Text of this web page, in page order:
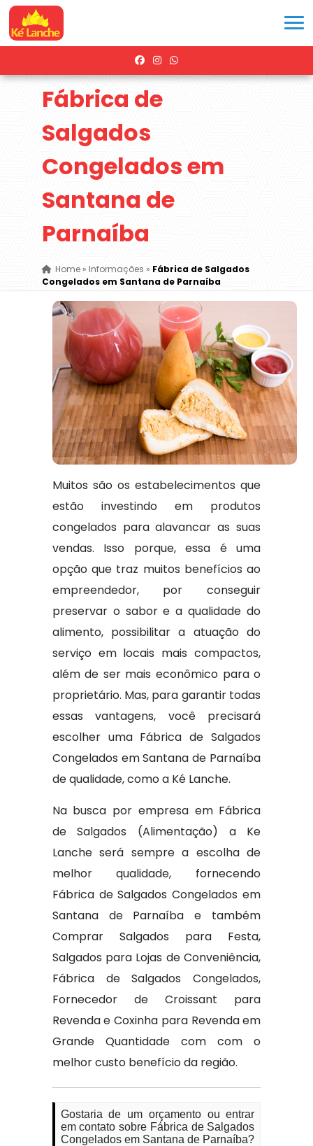
Fábrica de
Salgados
Congelados em
Santana de
Parnaíba
Home» Informações » Fábrica de Salgados
Congelados em Santana de Parnaíba
Muitos são os estabelecimentos que
estão investindo em produtos
congelados para alavancar as suas
vendas. Isso porque, essa é uma
opção que traz muitos benefícios ao
empreendedor, por conseguir
preservar o sabor e a qualidade do
alimento, possibilitar a atuação do
serviço em locais mais compactos,
além de ser mais econômico para o
proprietário. Mas, para garantir todas
essas vantagens, você precisará
escolher uma Fábrica de Salgados
Congelados em Santana de Parnaíba
de qualidade, como a Ké Lanche.
Na busca por empresa em Fábrica
de Salgados (Alimentação) a Ke
Lanche será sempre a escolha de
melhor qualidade, fornecendo
Fábrica de Salgados Congelados em
Santana de Parnaíba e também
Comprar Salgados para Festa,
Salgados para Lojas de Conveniência,
Fábrica de Salgados Congelados,
Fornecedor de Croissant para
Revenda e Coxinha para Revenda em
Grande Quantidade com com o
melhor custo benefício da região.
Gostaria de um orçamento ou entrar
em contato sobre Fábrica de Salgados
Congelados em Santana de Parnaíba?